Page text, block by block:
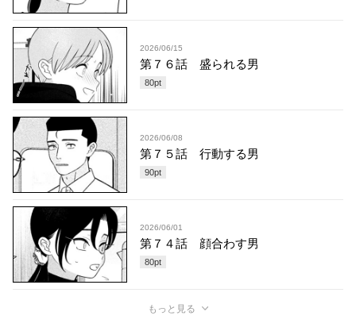
2026/06/15
第７６話 盛られる男
80pt
2026/06/08
第７５話 行動する男
90pt
2026/06/01
第７４話 顔合わす男
80pt
もっと見る